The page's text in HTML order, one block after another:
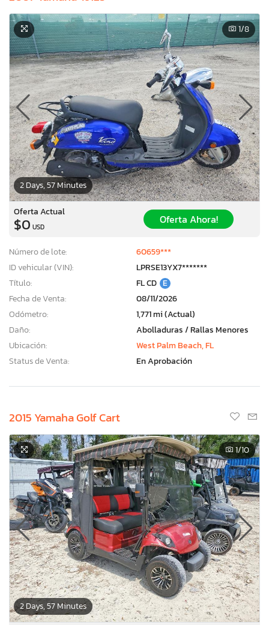
2 Days, 57 Minutes
1/8
Oferta Actual
$0 USD
Oferta Ahora!
Número de lote:
60659***
ID vehicular (VIN):
LPRSE13YX7*******
Título:
FL CD E
Fecha de Venta:
08/11/2026
Odómetro:
1,771 mi (Actual)
Daño:
Abolladuras / Rallas Menores
Ubicación:
West Palm Beach, FL
Status de Venta:
En Aprobación
2015 Yamaha Golf Cart
2 Days, 57 Minutes
1/10